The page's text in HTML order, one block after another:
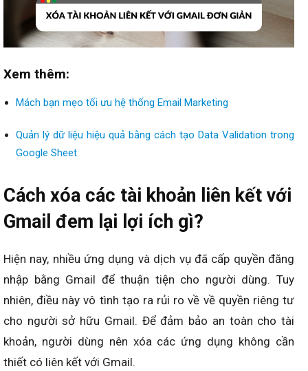
Xem thêm:
Mách bạn mẹo tối ưu hệ thống Email Marketing
Quản lý dữ liệu hiệu quả bằng cách tạo Data Validation trong
Google Sheet
Cách xóa các tài khoản liên kết với
Gmail đem lại lợi ích gì?
Hiện nay, nhiều ứng dụng và dịch vụ đã cấp quyền đăng
nhập bằng Gmail để thuận tiện cho người dùng. Tuy
nhiên, điều này vô tình tạo ra rủi ro về về quyền riêng tư
cho người sở hữu Gmail. Để đảm bảo an toàn cho tài
khoản, người dùng nên xóa các ứng dụng không cần
thiết có liên kết với Gmail.